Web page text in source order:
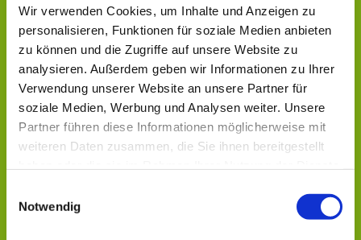
Wir verwenden Cookies, um Inhalte und Anzeigen zu
personalisieren, Funktionen für soziale Medien anbieten
zu können und die Zugriffe auf unsere Website zu
analysieren. Außerdem geben wir Informationen zu Ihrer
Verwendung unserer Website an unsere Partner für
soziale Medien, Werbung und Analysen weiter. Unsere
Partner führen diese Informationen möglicherweise mit
weiteren Daten zusammen, die Sie ihnen bereitgestellt
Notwendig